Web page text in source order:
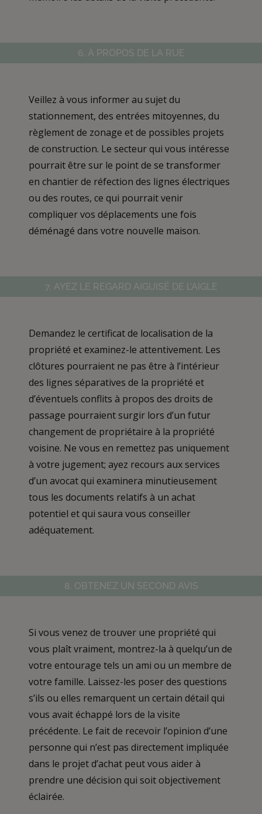
6. À PROPOS DE LA RUE
Veillez à vous informer au sujet du
stationnement, des entrées mitoyennes, du
règlement de zonage et de possibles projets
de construction. Le secteur qui vous intéresse
pourrait être sur le point de se transformer
en chantier de réfection des lignes électriques
ou des routes, ce qui pourrait venir
compliquer vos déplacements une fois
déménagé dans votre nouvelle maison.
7. AYEZ LE REGARD AIGUISÉ DE L’AIGLE
Demandez le certificat de localisation de la
propriété et examinez-le attentivement. Les
clôtures pourraient ne pas être à l’intérieur
des lignes séparatives de la propriété et
d’éventuels conflits à propos des droits de
passage pourraient surgir lors d’un futur
changement de propriétaire à la propriété
voisine. Ne vous en remettez pas uniquement
à votre jugement; ayez recours aux services
d’un avocat qui examinera minutieusement
tous les documents relatifs à un achat
potentiel et qui saura vous conseiller
adéquatement.
8. OBTENEZ UN SECOND AVIS
Si vous venez de trouver une propriété qui
vous plaît vraiment, montrez-la à quelqu’un de
votre entourage tels un ami ou un membre de
votre famille. Laissez-les poser des questions
s’ils ou elles remarquent un certain détail qui
vous avait échappé lors de la visite
précédente. Le fait de recevoir l’opinion d’une
personne qui n’est pas directement impliquée
dans le projet d’achat peut vous aider à
prendre une décision qui soit objectivement
éclairée.